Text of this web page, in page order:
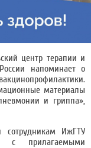
центр терапии и
напоминает о
материалы
и гриппа»,
сотрудникам ИжГТУ
с прилагаемыми